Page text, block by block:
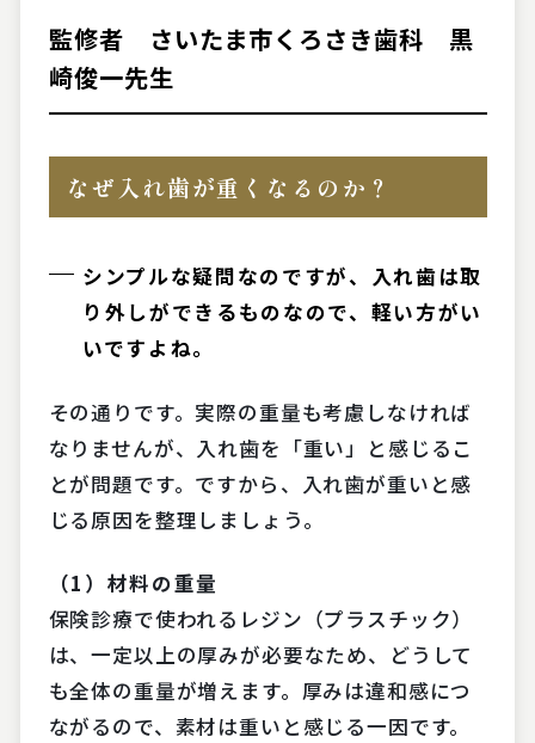
監修者 さいたま市くろさき歯科 黒
崎俊一先生
なぜ入れ歯が重くなるのか？
シンプルな疑問なのですが、入れ歯は取
り外しができるものなので、軽い方がい
いですよね。
その通りです。実際の重量も考慮しなければ
なりませんが、入れ歯を「重い」と感じるこ
とが問題です。ですから、入れ歯が重いと感
じる原因を整理しましょう。
（1）材料の重量
保険診療で使われるレジン（プラスチック）
は、一定以上の厚みが必要なため、どうして
も全体の重量が増えます。厚みは違和感につ
ながるので、素材は重いと感じる一因です。